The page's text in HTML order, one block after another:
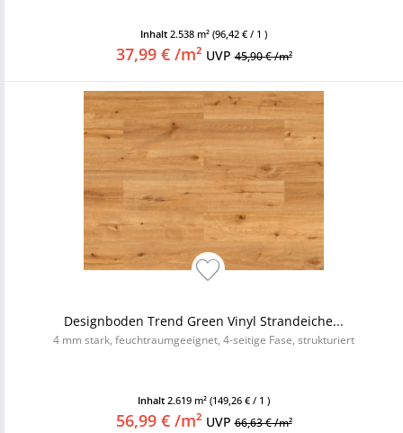
Inhalt 2.538 m² (96,42 € / 1 )
37,99 € /m² UVP45,90 € /m²
Designboden Trend Green Vinyl Strandeiche...
4 mm stark, feuchtraumgeeignet, 4-seitige Fase, strukturiert
Inhalt 2.619 m² (149,26 € / 1 )
56,99 € /m² UVP66,63 € /m²